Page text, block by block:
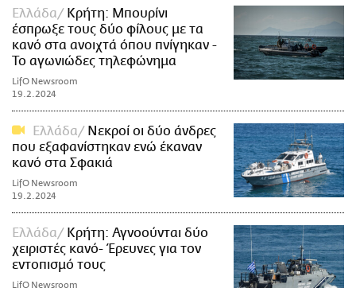
Ελλάδα
Κρήτη: Μπουρίνι
έσπρωξε τους δύο φίλους με τα
κανό στα ανοιχτά όπου πνίγηκαν -
Το αγωνιώδες τηλεφώνημα
LifO Newsroom
19.2.2024
Ελλάδα
Νεκροί οι δύο άνδρες
που εξαφανίστηκαν ενώ έκαναν
κανό στα Σφακιά
LifO Newsroom
19.2.2024
Ελλάδα
Κρήτη: Αγνοούνται δύο
χειριστές κανό- Έρευνες για τον
εντοπισμό τους
LifO Newsroom